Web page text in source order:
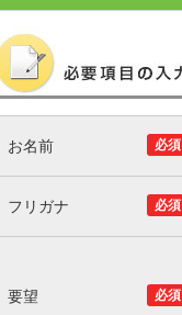
必須
お名前
必須
フリガナ
必須
要望